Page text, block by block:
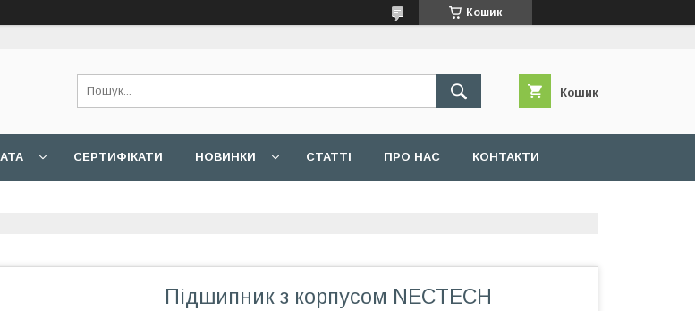
Кошик
Кошик
СЕРТИФІКАТИ НОВИНКИ СТАТТІ ПРО НАС КОНТАКТИ
Підшипник з корпусом NECTECH